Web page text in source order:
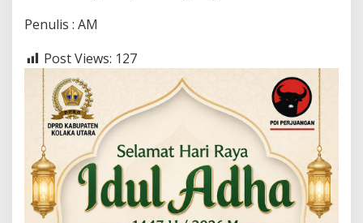
Penulis : AM
Post Views: 127